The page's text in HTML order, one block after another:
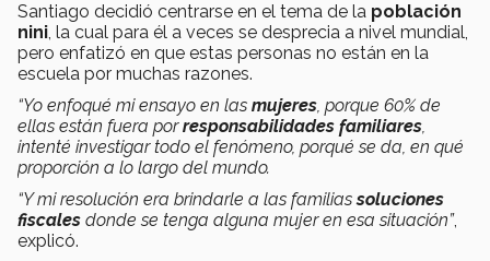
Santiago decidió centrarse en el tema de la población
nini, la cual para él a veces se desprecia a nivel mundial,
pero enfatizó en que estas personas no están en la
escuela por muchas razones.
“Yo enfoqué mi ensayo en las mujeres, porque 60% de
ellas están fuera porresponsabilidades familiares,
intenté investigar todo el fenómeno, porqué se da, en qué
proporción a lo largo del mundo.
“Y mi resolución era brindarle a las familiassoluciones
fiscales donde se tenga alguna mujer en esa situación”,
explicó.